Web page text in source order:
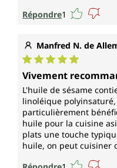
Répondre1
Manfred N. de
Note moyenne de 5
Vivement
L'huile de sésame
linoléique
particulièrement
huile pour la cuisine
plats une touche
huile, on peut cuisiner